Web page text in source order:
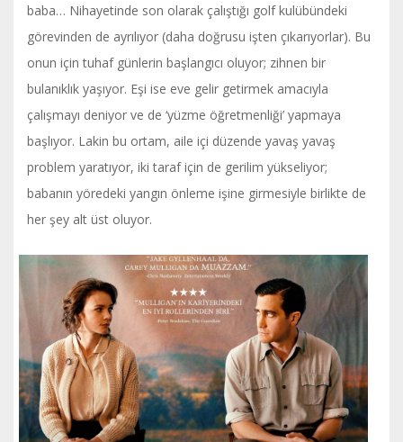
baba… Nihayetinde son olarak çalıştığı golf kulübündeki
görevinden de ayrılıyor (daha doğrusu işten çıkarıyorlar). Bu
onun için tuhaf günlerin başlangıcı oluyor; zihnen bir
bulanıklık yaşıyor. Eşi ise eve gelir getirmek amacıyla
çalışmayı deniyor ve de ‘yüzme öğretmenliği’ yapmaya
başlıyor. Lakin bu ortam, aile içi düzende yavaş yavaş
problem yaratıyor, iki taraf için de gerilim yükseliyor;
babanın yöredeki yangın önleme işine girmesiyle birlikte de
her şey alt üst oluyor.